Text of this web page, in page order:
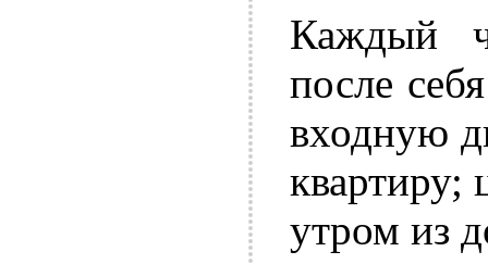
Каждый
после
входную
квартиру;
утром из